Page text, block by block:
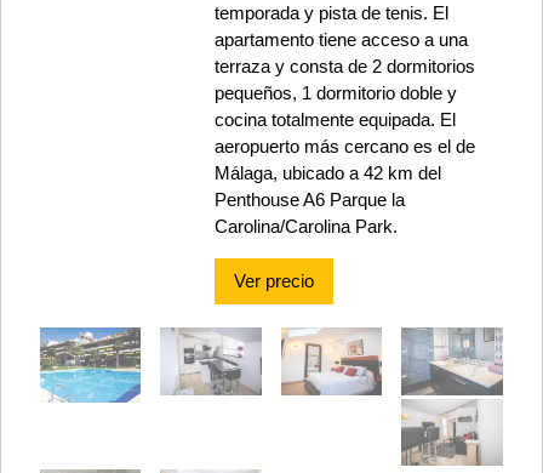
temporada y pista de tenis. El
apartamento tiene acceso a una
terraza y consta de 2 dormitorios
pequeños, 1 dormitorio doble y
cocina totalmente equipada. El
aeropuerto más cercano es el de
Málaga, ubicado a 42 km del
Penthouse A6 Parque la
Carolina/Carolina Park.
Ver precio